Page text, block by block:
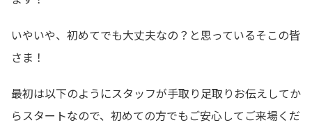
いやいや、初めてでも大丈夫なの？と思っているそこの皆
さま！
最初は以下のようにスタッフが手取り足取りお伝えしてか
らスタートなので、初めての方でもご安心してご来場くだ